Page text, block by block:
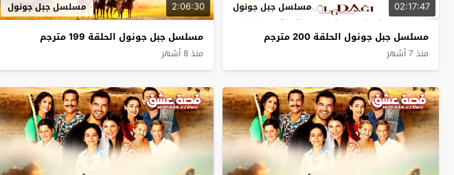
02:17:47 مسلسل جبل جونول
مسلسل جبل جونول الحلقة 200 مترجم
منذ 7 أشهر
2:06:30 مسلسل جبل جونول
مسلسل جبل جونول الحلقة 199 مترجم
منذ 8 أشهر